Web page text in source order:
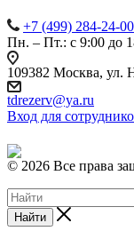
+7 (499) 284-24-00
Пн. – Пт.: с 9:00 до
109382 Москва, ул.
tdrezerv@ya.ru
Вход для
© 2026 Все права
Найти